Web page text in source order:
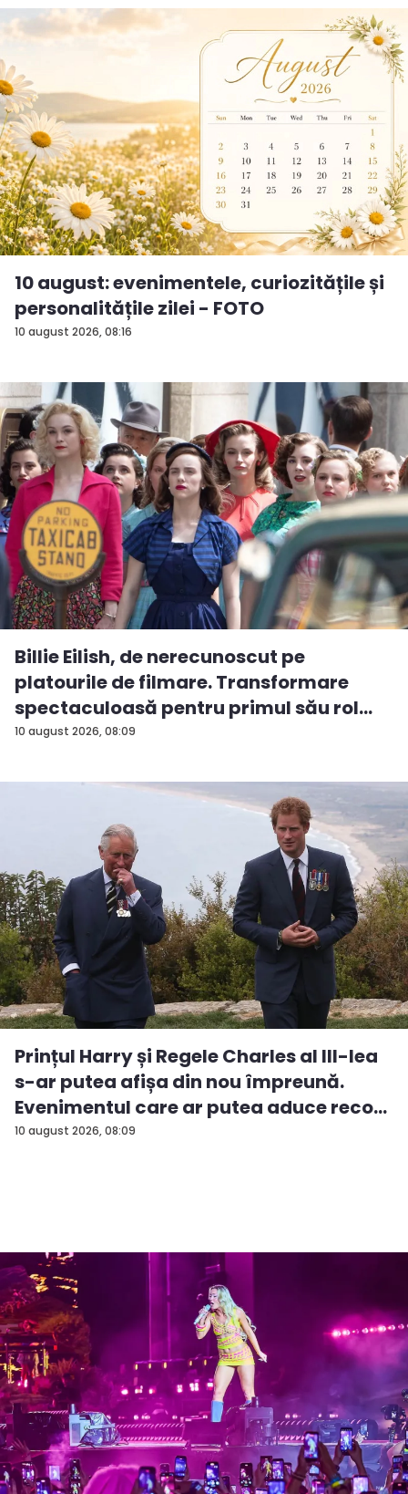
10 august 2026, 08:16
10 august: evenimentele, curiozitățile și
personalitățile zilei - FOTO
10 august 2026, 08:09
Billie Eilish, de nerecunoscut pe
platourile de filmare. Transformare
spectaculoasă pentru primul său rol
m...
10 august 2026, 08:09
Prințul Harry și Regele Charles al III-lea
s-ar putea afișa din nou împreună.
Evenimentul care ar putea aduce reco...